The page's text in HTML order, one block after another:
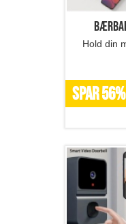
Hold din
SPAR 56%